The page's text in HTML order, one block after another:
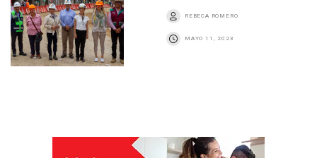
REBECA ROMERO
MAYO 11, 2023